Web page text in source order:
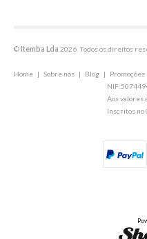
©Itemba Lda 2026. Todos os direitos
Home | Sobre nós | Blog | Promoções
Aos valores
Inscritos no